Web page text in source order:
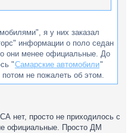
я у них заказал
информации о поло седан
они менее официальные. До
"Самарские автомобили"
не пожалеть об этом.
нет, просто не приходилось с
официальные. Просто ДМ